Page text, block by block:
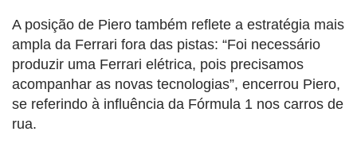
A posição de Piero também reflete a estratégia mais
ampla da Ferrari fora das pistas: “Foi necessário
produzir uma Ferrari elétrica, pois precisamos
acompanhar as novas tecnologias”, encerrou Piero,
se referindo à influência da Fórmula 1 nos carros de
rua.